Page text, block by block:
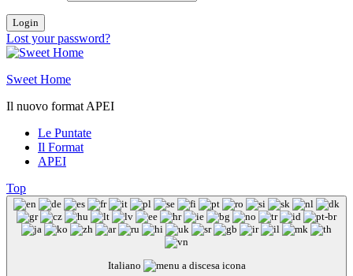
Login
Lost your password?
Sweet Home
Il nuovo format APEI
Le Puntate
Il Format
APEI
Top
Italiano